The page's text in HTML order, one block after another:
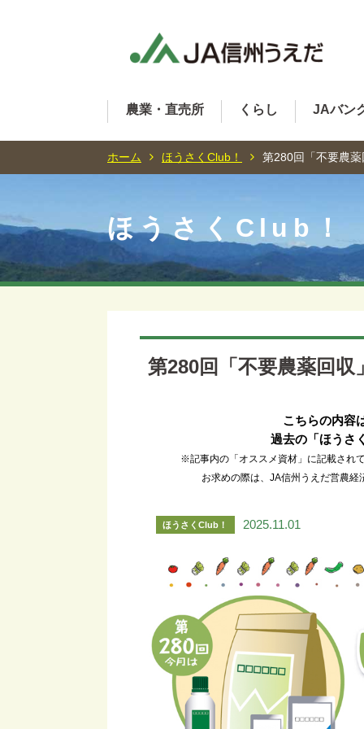
農業・直売所 くらし JAバン
ホーム ほうさくClub！ 第280回「不要農
ほうさくClub！
第280回「不要農薬回収
こちらの内容
過去の「ほうさ
※記事内の「オススメ資材」に記載され
お求めの際は、JA信州うえだ営農
ほうさくClub！ 2025.11.01